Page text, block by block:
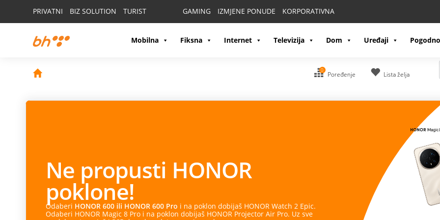
PRIVATNI BIZ SOLUTION TURIST GAMING IZMJENE PONUDE KORPORATIVNA
Mobilna Fiksna Internet Televizija Dom Uređaji
0
Poređenje Lista želja
Ne propusti HONOR
poklone!
Odaberi HONOR 600 ili HONOR 600 Pro i na poklon dobijaš HONOR Watch 2 Epic.
Odaberi HONOR Magic 8 Pro i na poklon dobijaš HONOR Projector Air Pro. Uz sve